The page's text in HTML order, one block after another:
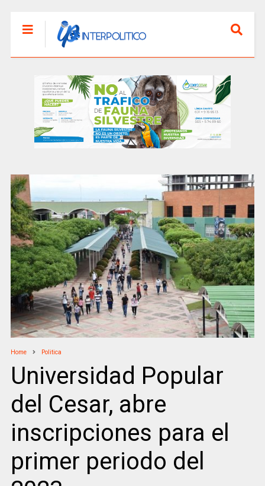
Home Politica
Universidad Popular
del Cesar, abre
inscripciones para el
primer periodo del